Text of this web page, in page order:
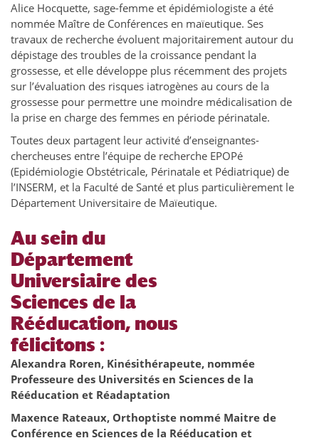
Alice Hocquette, sage-femme et épidémiologiste a été
nommée Maître de Conférences en maïeutique. Ses
travaux de recherche évoluent majoritairement autour du
dépistage des troubles de la croissance pendant la
grossesse, et elle développe plus récemment des projets
sur l’évaluation des risques iatrogènes au cours de la
grossesse pour permettre une moindre médicalisation de
la prise en charge des femmes en période périnatale.
Toutes deux partagent leur activité d’enseignantes-
chercheuses entre l’équipe de recherche EPOPé
(Epidémiologie Obstétricale, Périnatale et Pédiatrique) de
l’INSERM, et la Faculté de Santé et plus particulièrement le
Département Universitaire de Maïeutique.
Au sein du
Département
Universiaire des
Sciences de la
Rééducation, nous
félicitons :
Alexandra Roren, Kinésithérapeute, nommée
Professeure des Universités en Sciences de la
Rééducation et Réadaptation
Maxence Rateaux, Orthoptiste nommé Maitre de
Conférence en Sciences de la Rééducation et